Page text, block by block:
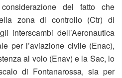
del fatto che
zona di controllo (Ctr) di
interscambi dell’Aeronautica
per l’aviazione civile (Enac),
al volo (Enav) e la Sac, lo
di Fontanarossa, sia per